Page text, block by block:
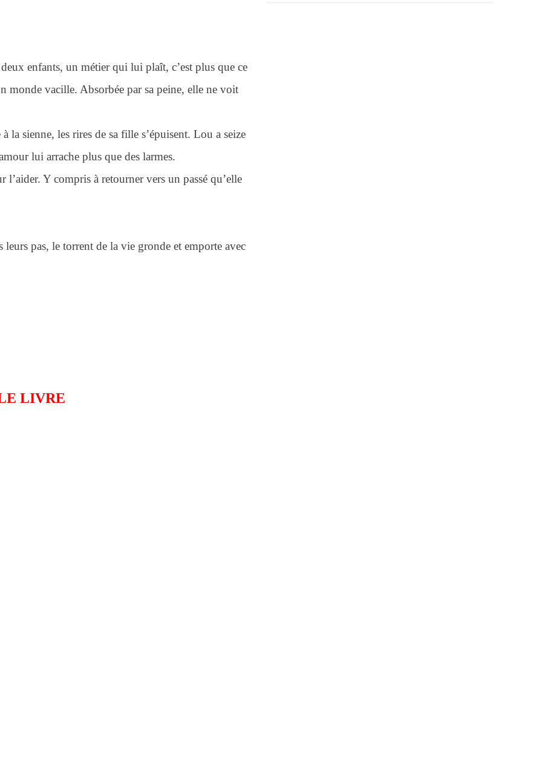
enfants, un métier qui lui plaît, c’est plus que ce
monde vacille. Absorbée par sa peine, elle ne voit
la sienne, les rires de sa fille s’épuisent. Lou a seize
lui arrache plus que des larmes.
Y compris à retourner vers un passé qu’elle
pas, le torrent de la vie gronde et emporte avec
LIVRE